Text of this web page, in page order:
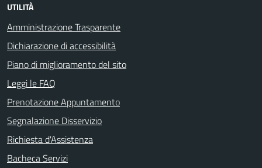
UTILITÀ
Amministrazione Trasparente
Dichiarazione di accessibilità
Piano di miglioramento del sito
Leggi le FAQ
Prenotazione Appuntamento
Segnalazione Disservizio
Richiesta d'Assistenza
Bacheca Servizi